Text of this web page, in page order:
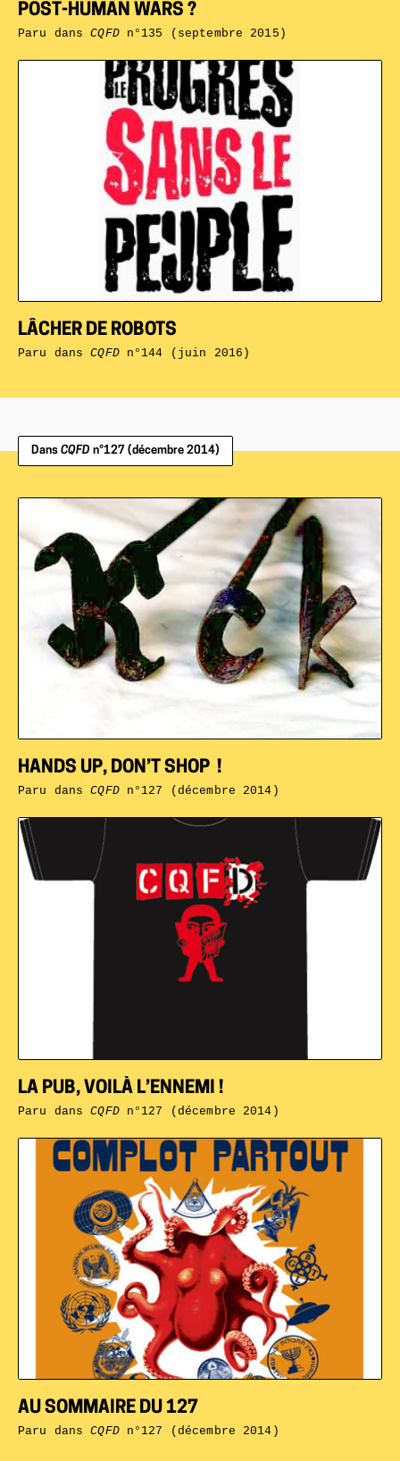
LÂCHER DE ROBOTS
Paru dansCQFDn°144 (juin 2016)
POST-HUMAN WARS ?
Paru dansCQFDn°135 (septembre 2015)
Dans CQFD n°127 (décembre 2014)
AU SOMMAIRE DU 127
Paru dansCQFDn°127 (décembre 2014)
LA PUB, VOILÀ L’ENNEMI !
Paru dansCQFDn°127 (décembre 2014)
HANDS UP, DON’T SHOP !
Paru dansCQFDn°127 (décembre 2014)